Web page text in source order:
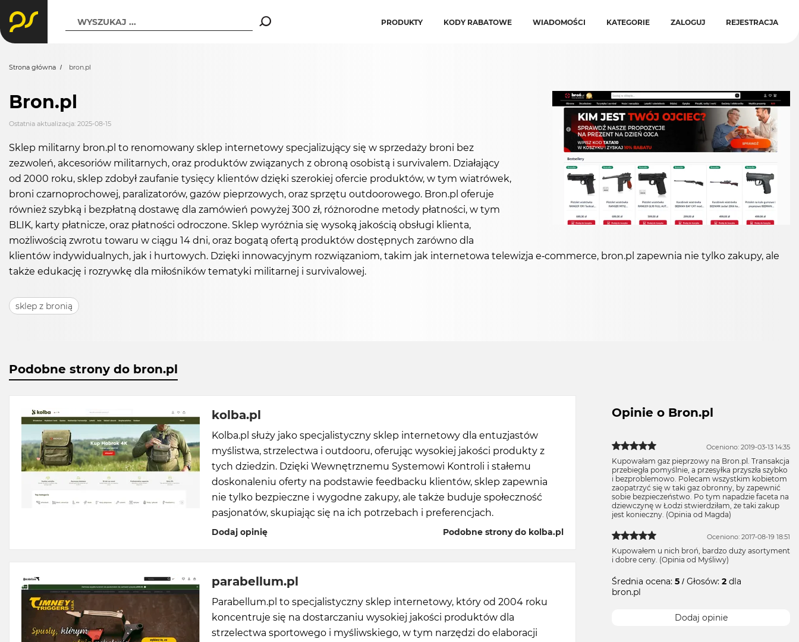
WYSZUKAJ ... PRODUKTY KODY RABATOWE WIADOMOŚCI KATEGORIE ZALOGUJ REJESTRACJA
Strona główna bron.pl
Bron.pl
Ostatnia aktualizacja: 2025-08-15
Sklep militarny bron.pl to renomowany sklep internetowy specjalizujący się w sprzedaży broni bez
zezwoleń, akcesoriów militarnych, oraz produktów związanych z obroną osobistą i survivalem. Działający
od 2000 roku, sklep zdobył zaufanie tysięcy klientów dzięki szerokiej ofercie produktów, w tym wiatrówek,
broni czarnoprochowej, paralizatorów, gazów pieprzowych, oraz sprzętu outdoorowego. Bron.pl oferuje
również szybką i bezpłatną dostawę dla zamówień powyżej 300 zł, różnorodne metody płatności, w tym
BLIK, karty płatnicze, oraz płatności odroczone. Sklep wyróżnia się wysoką jakością obsługi klienta,
możliwością zwrotu towaru w ciągu 14 dni, oraz bogatą ofertą produktów dostępnych zarówno dla
klientów indywidualnych, jak i hurtowych. Dzięki innowacyjnym rozwiązaniom, takim jak internetowa telewizja e-commerce, bron.pl zapewnia nie tylko zakupy, ale
także edukację i rozrywkę dla miłośników tematyki militarnej i survivalowej.
sklep z bronią
Podobne strony do bron.pl
kolba.pl
Kolba.pl służy jako specjalistyczny sklep internetowy dla entuzjastów
myślistwa, strzelectwa i outdooru, oferując wysokiej jakości produkty z
tych dziedzin. Dzięki Wewnętrznemu Systemowi Kontroli i stałemu
doskonaleniu oferty na podstawie feedbacku klientów, sklep zapewnia
nie tylko bezpieczne i wygodne zakupy, ale także buduje społeczność
pasjonatów, skupiając się na ich potrzebach i preferencjach.
Dodaj opinię Podobne strony do kolba.pl
parabellum.pl
Parabellum.pl to specjalistyczny sklep internetowy, który od 2004 roku
koncentruje się na dostarczaniu wysokiej jakości produktów dla
strzelectwa sportowego i myśliwskiego, w tym narzędzi do elaboracji
Opinie o Bron.pl
Oceniono: 2019-03-13 14:35
Kupowałam gaz pieprzowy na Bron.pl. Transakcja
przebiegła pomyślnie, a przesyłka przyszła szybko
i bezproblemowo. Polecam wszystkim kobietom
zaopatrzyć się w taki gaz obronny, by zapewnić
sobie bezpieczeństwo. Po tym napadzie faceta na
dziewczynę w Łodzi stwierdziłam, że taki zakup
jest konieczny. (Opinia od Magda)
Oceniono: 2017-08-19 18:51
Kupowałem u nich broń, bardzo duży asortyment
i dobre ceny. (Opinia od Myśliwy)
Średnia ocena: 5 / Głosów: 2 dla
bron.pl
Dodaj opinie